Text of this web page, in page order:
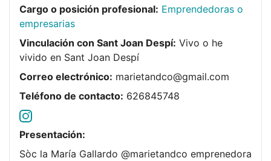
Cargo o posición profesional: Emprendedoras o
empresarias
Vinculación con Sant Joan Despí: Vivo o he
vivido en Sant Joan Despí
Correo electrónico: marietandco@gmail.com
Teléfono de contacto: 626845748
Presentación:
Sòc la María Gallardo @marietandco emprenedora